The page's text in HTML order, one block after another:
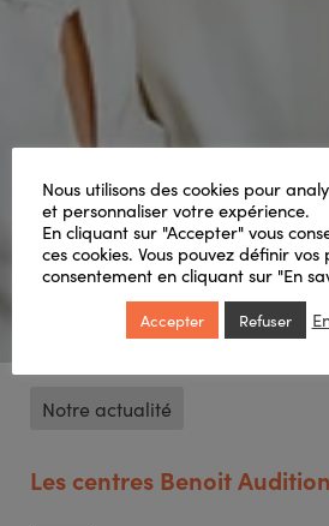
Notre actualité
Les centres Benoit
Nous utilisons des cookies pour
et personnaliser votre expérience.
En cliquant sur "Accepter" vous
ces cookies. Vous pouvez définir
consentement en cliquant sur "En
Accepter Refuser